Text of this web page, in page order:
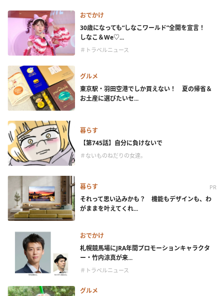
おでかけ
30歳になっても“しなこワールド”全開を宣言！
しなこ＆We♡...
＃トラベルニュース
グルメ
東京駅・羽田空港でしか買えない！ 夏の帰省＆
お土産に選びたいセ...
暮らす
【第745話】自分に負けないで
＃ないものねだりの女達。
暮らす PR
それって思い込みかも？ 機能もデザインも、わ
がままを叶えてくれ...
おでかけ
札幌競馬場にJRA年間プロモーションキャラクタ
ー・竹内涼真が来...
＃トラベルニュース
グルメ